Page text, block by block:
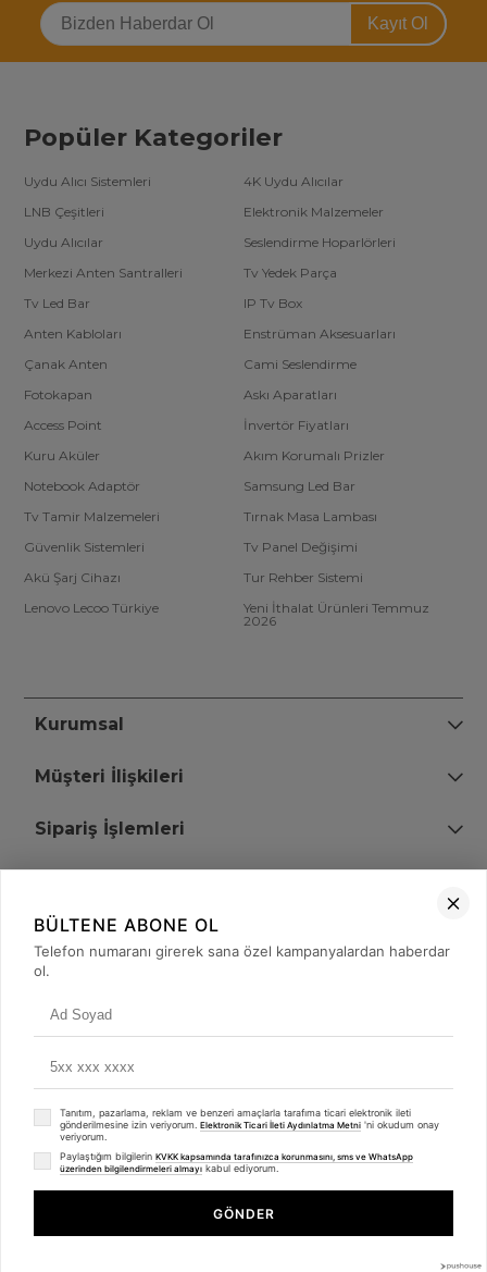
Kayıt Ol
Popüler Kategoriler
Uydu Alıcı Sistemleri
4K Uydu Alıcılar
LNB Çeşitleri
Elektronik Malzemeler
Uydu Alıcılar
Seslendirme Hoparlörleri
Merkezi Anten Santralleri
Tv Yedek Parça
Tv Led Bar
IP Tv Box
Anten Kabloları
Enstrüman Aksesuarları
Çanak Anten
Cami Seslendirme
Fotokapan
Askı Aparatları
Access Point
İnvertör Fiyatları
Kuru Aküler
Akım Korumalı Prizler
Notebook Adaptör
Samsung Led Bar
Tv Tamir Malzemeleri
Tırnak Masa Lambası
Güvenlik Sistemleri
Tv Panel Değişimi
Akü Şarj Cihazı
Tur Rehber Sistemi
Lenovo Lecoo Türkiye
Yeni İthalat Ürünleri Temmuz
2026
Kurumsal
Müşteri İlişkileri
Sipariş İşlemleri
+90 (850) 473 08 08
© 2008 - 2026merterelektronik.com
- Tüm Hakları Saklıdır. Kredi kartı bilgileriniz 256bit SSL sertifikası ile
Whatsapp
BÜLTENE ABONE OL
Telefon numaranı girerek sana özel kampanyalardan haberdar
ol.
Tanıtım, pazarlama, reklam ve benzeri amaçlarla tarafıma ticari elektronik ileti
gönderilmesine izin veriyorum. Elektronik Ticari İleti Aydınlatma Metni 'ni okudum onay
veriyorum.
Paylaştığım bilgilerin KVKK kapsamında tarafınızca korunmasını, sms ve WhatsApp
üzerinden bilgilendirmeleri almayı kabul ediyorum.
GÖNDER